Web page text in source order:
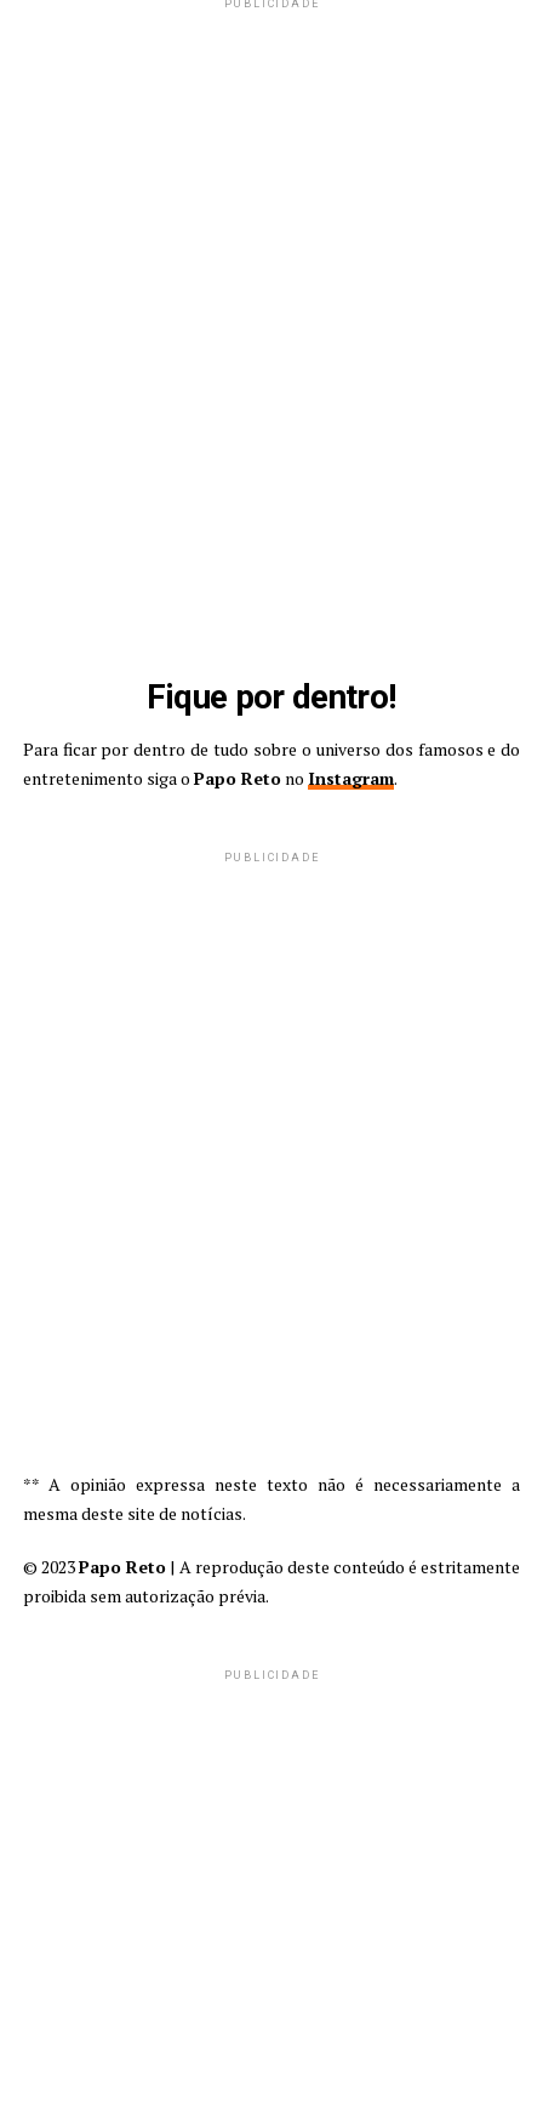
PUBLICIDADE
Fique por dentro!
Para ficar por dentro de tudo sobre o universo dos famosos e do
entretenimento siga o Papo Retono Instagram.
PUBLICIDADE
** A opinião expressa neste texto não é necessariamente a
mesma deste site de notícias.
© 2023Papo Reto | A reprodução deste conteúdo é estritamente
proibida sem autorização prévia.
PUBLICIDADE